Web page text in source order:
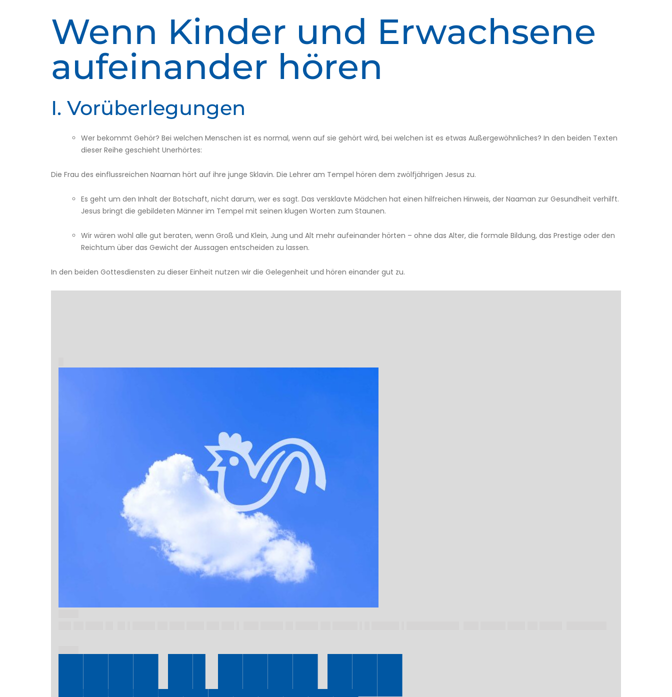
Wenn Kinder und Erwachsene
aufeinander hören
I. Vorüberlegungen
Wer bekommt Gehör? Bei welchen Menschen ist es normal, wenn auf sie gehört wird, bei welchen ist es etwas Außergewöhnliches? In den beiden Texten
dieser Reihe geschieht Unerhörtes:
Die Frau des einflussreichen Naaman hört auf ihre junge Sklavin. Die Lehrer am Tempel hören dem zwölfjährigen Jesus zu.
Es geht um den Inhalt der Botschaft, nicht darum, wer es sagt. Das versklavte Mädchen hat einen hilfreichen Hinweis, der Naaman zur Gesundheit verhilft.
Jesus bringt die gebildeten Männer im Tempel mit seinen klugen Worten zum Staunen.
Wir wären wohl alle gut beraten, wenn Groß und Klein, Jung und Alt mehr aufeinander hörten – ohne das Alter, die formale Bildung, das Prestige oder den
Reichtum über das Gewicht der Aussagen entscheiden zu lassen.
In den beiden Gottesdiensten zu dieser Einheit nutzen wir die Gelegenheit und hören einander gut zu.